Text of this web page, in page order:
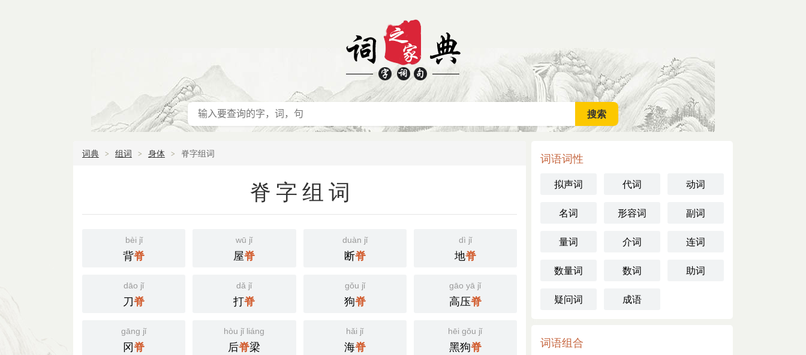
词典 组词 身体 脊字组词
脊字组词
bèi jǐ
背脊
wū jǐ
屋脊
duàn jǐ
断脊
dì jǐ
地脊
dāo jǐ
刀脊
dǎ jǐ
打脊
gǒu jǐ
狗脊
gāo yā jǐ
高压脊
gāng jǐ
冈脊
hòu jǐ liáng
后脊梁
hǎi jǐ
海脊
hēi gǒu jǐ
黑狗脊
词语词性
拟声词 代词 动词
名词 形容词 副词
量词 介词 连词
数量词 数词 助词
疑问词 成语
词语组合